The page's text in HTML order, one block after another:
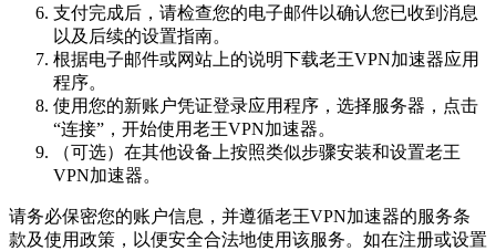
支付完成后，请检查您的电子邮件以确认您已收到消息
以及后续的设置指南。
根据电子邮件或网站上的说明下载老王VPN加速器应用
程序。
使用您的新账户凭证登录应用程序，选择服务器，点击
“连接”，开始使用老王VPN加速器。
（可选）在其他设备上按照类似步骤安装和设置老王
VPN加速器。
请务必保密您的账户信息，并遵循老王VPN加速器的服务条
款及使用政策，以便安全合法地使用该服务。如在注册或设置